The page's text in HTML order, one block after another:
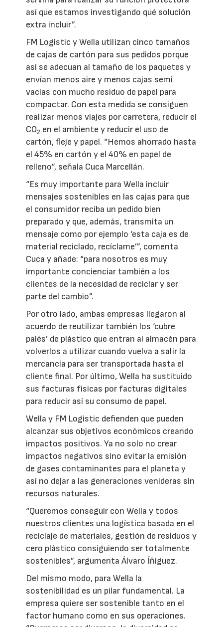
así que estamos investigando qué solución
extra incluir”.
FM Logistic y Wella utilizan cinco tamaños
de cajas de cartón para sus pedidos porque
así se adecuan al tamaño de los paquetes y
envían menos aire y menos cajas semi
vacías con mucho residuo de papel para
compactar. Con esta medida se consiguen
realizar menos viajes por carretera, reducir el
CO2 en el ambiente y reducir el uso de
cartón, fleje y papel. “Hemos ahorrado hasta
el 45% en cartón y el 40% en papel de
relleno”, señala Cuca Marcellán.
“Es muy importante para Wella incluir
mensajes sostenibles en las cajas para que
el consumidor reciba un pedido bien
preparado y que, además, transmita un
mensaje como por ejemplo ‘esta caja es de
material reciclado, recíclame’”, comenta
Cuca y añade: “para nosotros es muy
importante concienciar también a los
clientes de la necesidad de reciclar y ser
parte del cambio”.
Por otro lado, ambas empresas llegaron al
acuerdo de reutilizar también los ‘cubre
palés’ de plástico que entran al almacén para
volverlos a utilizar cuando vuelva a salir la
mercancía para ser transportada hasta el
cliente final. Por último, Wella ha sustituido
sus facturas físicas por facturas digitales
para reducir así su consumo de papel.
Wella y FM Logistic defienden que pueden
alcanzar sus objetivos económicos creando
impactos positivos. Ya no solo no crear
impactos negativos sino evitar la emisión
de gases contaminantes para el planeta y
así no dejar a las generaciones venideras sin
recursos naturales.
“Queremos conseguir con Wella y todos
nuestros clientes una logística basada en el
reciclaje de materiales, gestión de residuos y
cero plástico consiguiendo ser totalmente
sostenibles”, argumenta Álvaro Íñiguez.
Del mismo modo, para Wella la
sostenibilidad es un pilar fundamental. La
empresa quiere ser sostenible tanto en el
factor humano como en sus operaciones.